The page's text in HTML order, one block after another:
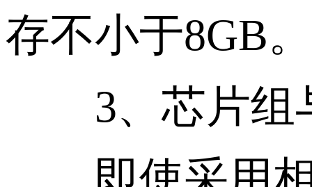
存不小于8GB。
3、芯片组